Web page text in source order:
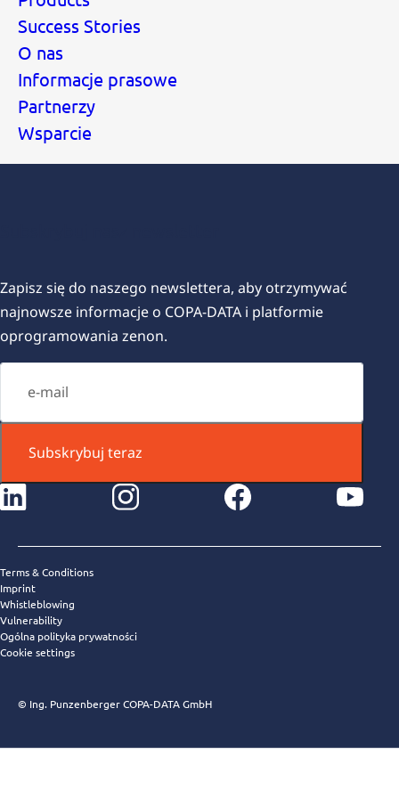
Success Stories
O nas
Informacje prasowe
Partnerzy
Wsparcie
Zapisz się do naszego newslettera, aby otrzymywać
najnowsze informacje o COPA-DATA i platformie
oprogramowania zenon.
Subskrybuj teraz
facebook youtube
Terms & Conditions
Imprint
Whistleblowing
Vulnerability
Ogólna polityka prywatności
Cookie settings
© Ing. Punzenberger COPA-DATA GmbH